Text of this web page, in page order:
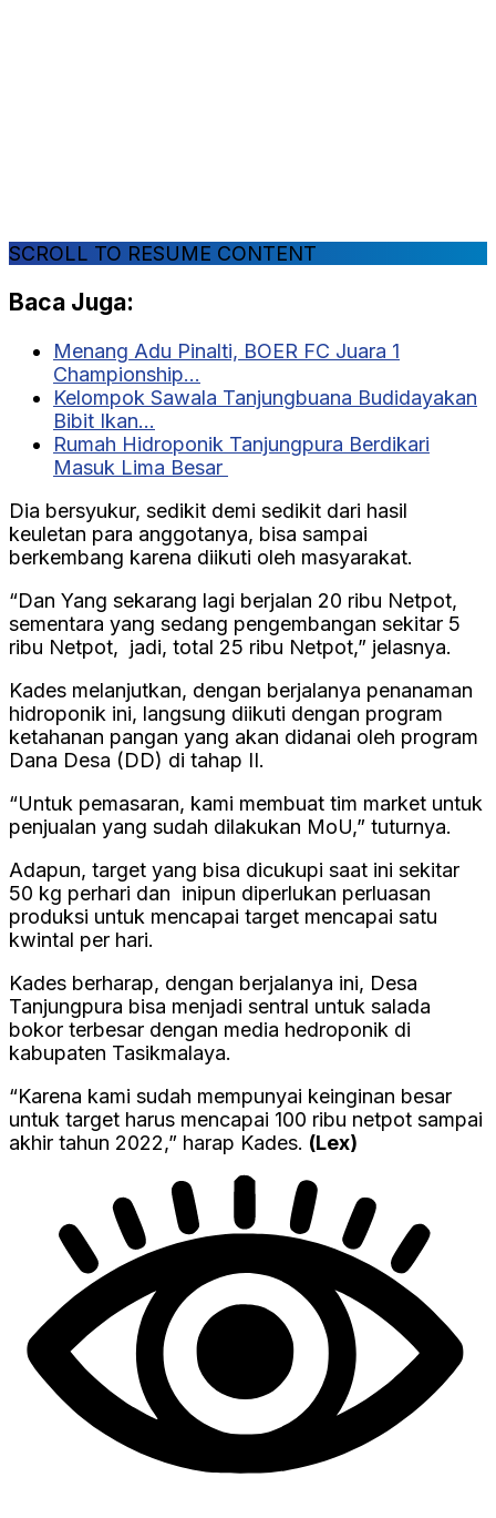
SCROLL TO RESUME CONTENT
Baca Juga:
Menang Adu Pinalti, BOER FC Juara 1
Championship…
Kelompok Sawala Tanjungbuana Budidayakan
Bibit Ikan…
Rumah Hidroponik Tanjungpura Berdikari
Masuk Lima Besar
Dia bersyukur, sedikit demi sedikit dari hasil
keuletan para anggotanya, bisa sampai
berkembang karena diikuti oleh masyarakat.
“Dan Yang sekarang lagi berjalan 20 ribu Netpot,
sementara yang sedang pengembangan sekitar 5
ribu Netpot, jadi, total 25 ribu Netpot,” jelasnya.
Kades melanjutkan, dengan berjalanya penanaman
hidroponik ini, langsung diikuti dengan program
ketahanan pangan yang akan didanai oleh program
Dana Desa (DD) di tahap II.
“Untuk pemasaran, kami membuat tim market untuk
penjualan yang sudah dilakukan MoU,” tuturnya.
Adapun, target yang bisa dicukupi saat ini sekitar
50 kg perhari dan inipun diperlukan perluasan
produksi untuk mencapai target mencapai satu
kwintal per hari.
Kades berharap, dengan berjalanya ini, Desa
Tanjungpura bisa menjadi sentral untuk salada
bokor terbesar dengan media hedroponik di
kabupaten Tasikmalaya.
“Karena kami sudah mempunyai keinginan besar
untuk target harus mencapai 100 ribu netpot sampai
akhir tahun 2022,” harap Kades. (Lex)